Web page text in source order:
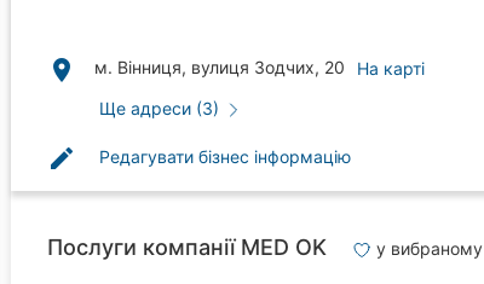
place м. Вінниця, вулиця Зодчих, 20
На карті
Ще адреси (3)
edit Редагувати бізнес інформацію
Послуги компанії MED OK у вибраному